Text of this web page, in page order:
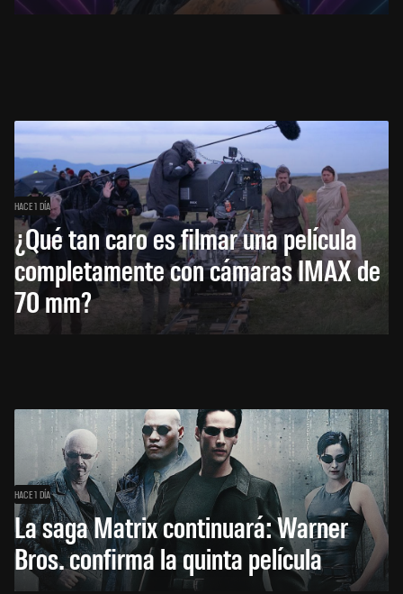
HACE 1 DÍA
¿Qué tan caro es filmar una película
completamente con cámaras IMAX de
70 mm?
HACE 1 DÍA
La saga Matrix continuará: Warner
Bros. confirma la quinta película